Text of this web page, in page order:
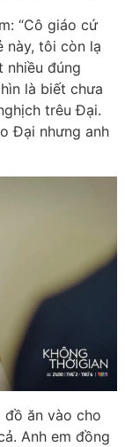
“Cô giáo cứ
này, tôi còn lạ
nhiều đúng
là biết chưa
trêu Đại.
Đại nhưng anh
đồ ăn vào cho
Anh em đồng